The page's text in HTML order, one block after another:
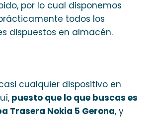
por lo cual disponemos
todos los
dispuestos en almacén.
cualquier dispositivo en
puesto que lo que buscas es
Trasera Nokia 5 Gerona, y